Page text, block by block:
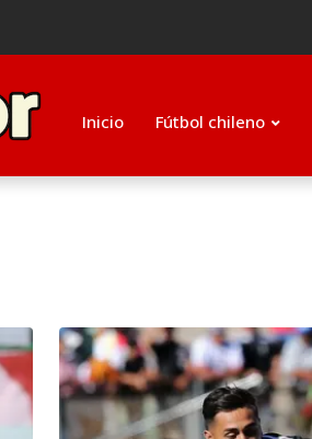
Inicio Fútbol chileno